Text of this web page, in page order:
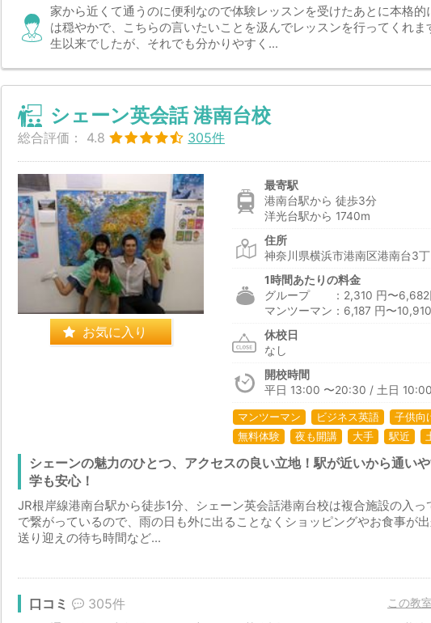
家から近くて通うのに便利なので体験レッスンを受けたあとに本格的
は穏やかで、こちらの言いたいことを汲んでレッスンを行ってくれま
生以来でしたが、それでも分かりやすく...
シェーン英会話 港南台校
総合評価： 4.8 305件
お気に入り
最寄駅
港南台駅から 徒歩3分
洋光台駅から 1740m
住所
神奈川県横浜市港南区港南台3
1時間あたりの料金
グループ ：2,310 円〜6,682
マンツーマン：6,187 円〜
休校日
なし
開校時間
平日 13:00 〜20:30 / 土日
マンツーマン ビジネス英語 子供向
無料体験
夜も開講 大手 駅近
シェーンの魅力のひとつ、アクセスの良い立地！駅が近いから通い
学も安心！
JR根岸線港南台駅から徒歩1分、シェーン英会話港南台校は複合施設の入っ
で繋がっているので、雨の日も外に出ることなくショッピングやお食事が出
送り迎えの待ち時間など...
この教
口コミ 305件